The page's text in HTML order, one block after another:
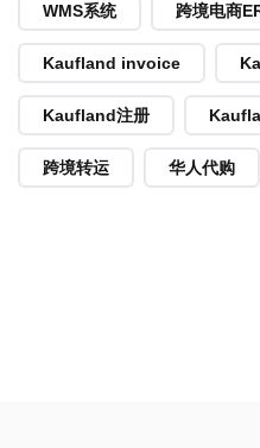
WMS系统 跨境电商
Kaufland invoice
Kaufland注册
跨境转运 华人代购